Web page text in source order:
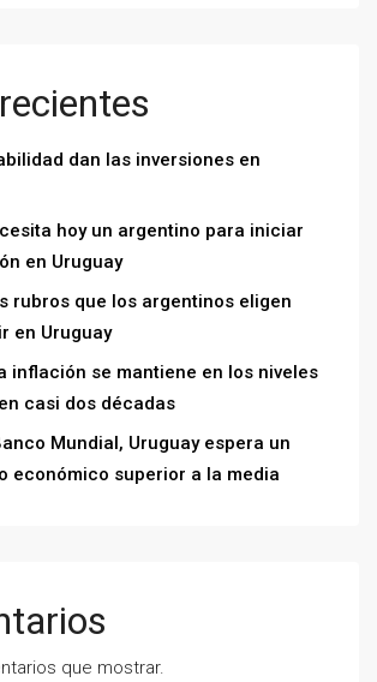
dan las inversiones en
hoy un argentino para iniciar
en Uruguay
rubros que los argentinos eligen
en Uruguay
inflación se mantiene en los niveles
casi dos décadas
Mundial, Uruguay espera un
económico superior a la media
que mostrar.